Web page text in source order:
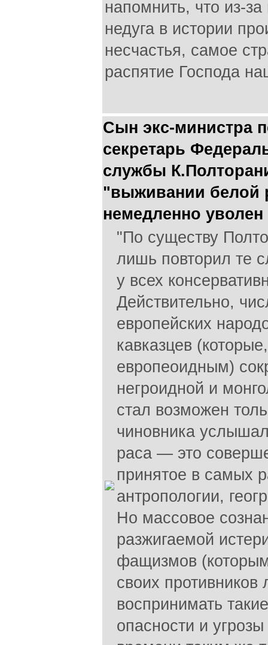
напомнить, что из-
недуга в истории
несчастья, самое
распятие Господа
Сын экс-министра
секретарь
службы
"выживании белой
немедленно уволен
"По существу
лишь повторил те
у всех
Действительно,
европейских
кавказцев
европеоидным)
негроидной и
стал возможен
чиновника
раса — это
принятое в самых
антропологии,
Но массовое
разжигаемой
фащизмов
своих
воспринимать
опасности и